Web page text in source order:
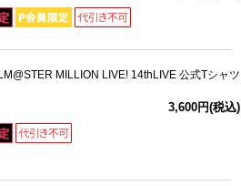
MILLION LIVE! 14thLIVE 公式Tシャツ
3,600円(税込)